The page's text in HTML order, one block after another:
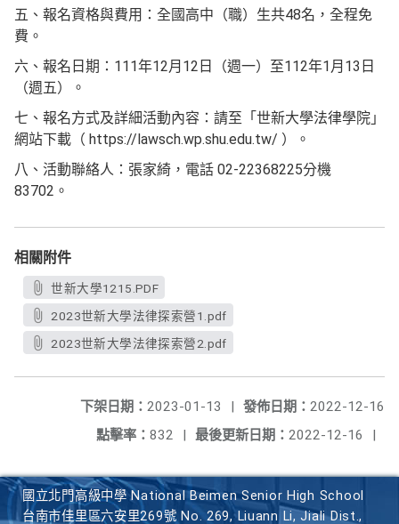
五、報名資格與費用：全國高中（職）生共48名，全程免
費。
六、報名日期：111年12月12日（週一）至112年1月13日
（週五）。
七、報名方式及詳細活動內容：請至「世新大學法律學院」
網站下載（ https://lawsch.wp.shu.edu.tw/ ）。
八、活動聯絡人：張家綺，電話 02-22368225分機
83702。
相關附件
世新大學1215.PDF
2023世新大學法律探索營1.pdf
2023世新大學法律探索營2.pdf
發佈日期： 2022-12-16
下架日期： 2023-01-13
|
最後更新日期： 2022-12-16 |
點擊率： 832 |
國立北門高級中學 National Beimen Senior High School
台南市佳里區六安里269號 No. 269, Liuann Li, Jiali Dist.,